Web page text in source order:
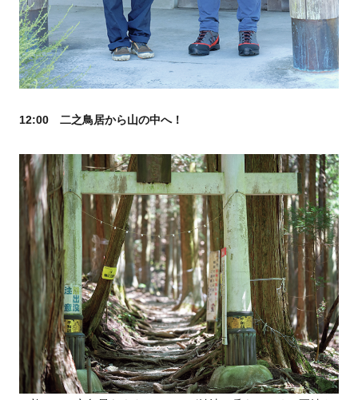
12:00 二之鳥居から山の中へ！